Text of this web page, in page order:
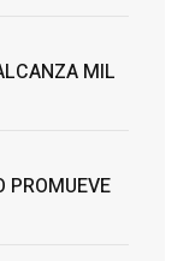
MIL
PROMUEVE